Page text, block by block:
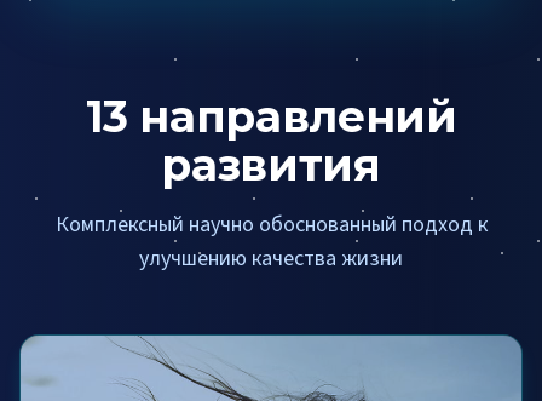
13 направлений
развития
Комплексный научно обоснованный подход к
улучшению качества жизни